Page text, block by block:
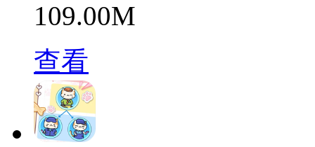
109.00M
查看